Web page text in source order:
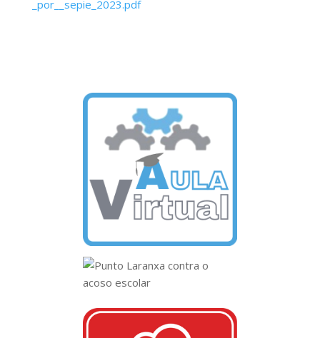
_por__sepie_2023.pdf